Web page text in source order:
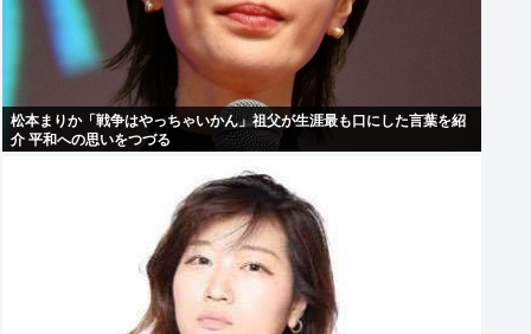
松本まりか「戦争はやっちゃいかん」祖父が生涯最も口にした言葉を紹
介 平和への思いをつづる